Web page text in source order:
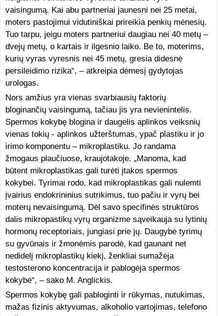
vaisingumą. Kai abu partneriai jaunesni nei 25 metai,
moters pastojimui vidutiniškai prireikia penkių mėnesių.
Tuo tarpu, jeigu moters partneriui daugiau nei 40 metų –
dvejų metų, o kartais ir ilgesnio laiko. Be to, moterims,
kurių vyras vyresnis nei 45 metų, gresia didesnė
persileidimo rizika“, – atkreipia dėmesį gydytojas
urologas.
Nors amžius yra vienas svarbiausių faktorių
bloginančių vaisingumą, tačiau jis yra nevienintelis.
Spermos kokybę blogina ir daugelis aplinkos veiksnių
vienas tokių - aplinkos užterštumas, ypač plastiku ir jo
irimo komponentu – mikroplastiku. Jo randama
žmogaus plaučiuose, kraujotakoje. „Manoma, kad
būtent mikroplastikas gali turėti įtakos spermos
kokybei. Tyrimai rodo, kad mikroplastikas gali nulemti
įvairius endokrininius sutrikimus, tuo pačiu ir vyrų bei
moterų nevaisingumą. Dėl savo specifinės struktūros
dalis mikropastikų vyrų organizme sąveikauja su lytinių
hormonų receptoriais, jungiasi prie jų. Daugybė tyrimų
su gyvūnais ir žmonėmis parodė, kad gaunant net
nedidelį mikroplastikų kiekį, ženkliai sumažėja
testosterono koncentracija ir pablogėja spermos
kokybė“, – sako M. Anglickis.
Spermos kokybę gali pabloginti ir rūkymas, nutukimas,
mažas fizinis aktyvumas, alkoholio vartojimas, telefono